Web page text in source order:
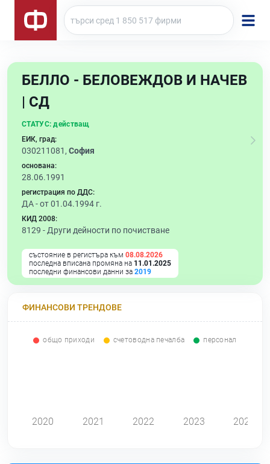
БЕЛЛО - БЕЛОВЕЖДОВ И НАЧЕВ
| СД
СТАТУС: действащ
ЕИК, град:
030211081, София
основана:
28.06.1991
регистрация по ДДС:
ДА - от 01.04.1994 г.
КИД 2008:
8129 - Други дейности по почистване
състояние в регистъра към 08.08.2026
последна вписана промяна на 11.01.2025
последни финансови данни за 2019
ФИНАНСОВИ ТРЕНДОВЕ
общо приходи счетоводна печалба персонал
2020 2021 2022 2023 2024